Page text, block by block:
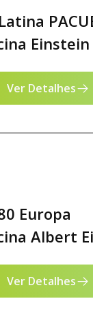
Einstein
Ver Detalhes
Europa
Albert
Ver Detalhes